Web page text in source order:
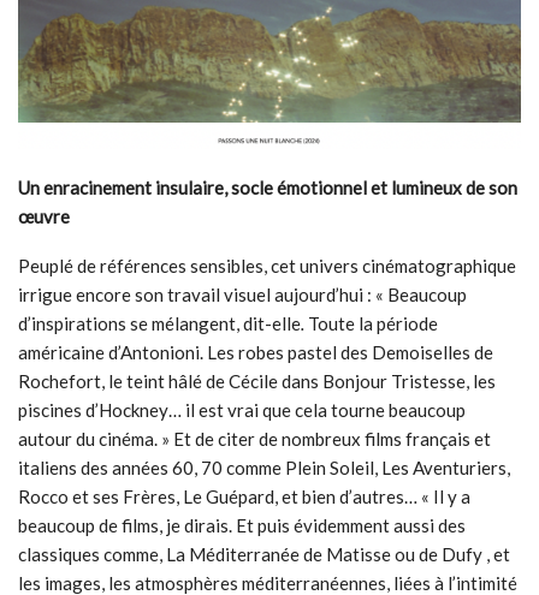
Un enracinement insulaire, socle émotionnel et lumineux de son
œuvre
Peuplé de références sensibles, cet univers cinématographique
irrigue encore son travail visuel aujourd’hui : « Beaucoup
d’inspirations se mélangent,dit-elle. Toute la période
américaine d’Antonioni. Les robes pastel des Demoiselles de
Rochefort, le teint hâlé de Cécile dans Bonjour Tristesse, les
piscines d’Hockney… il est vrai que cela tourne beaucoup
autour du cinéma. » Et de citer de nombreux films français et
italiens des années 60, 70 comme Plein Soleil, Les Aventuriers,
Rocco et ses Frères, Le Guépard, et bien d’autres… « Il y a
beaucoup de films, je dirais. Et puis évidemment aussi des
classiques comme, La Méditerranée de Matisse ou de Dufy , et
les images, les atmosphères méditerranéennes, liées à l’intimité